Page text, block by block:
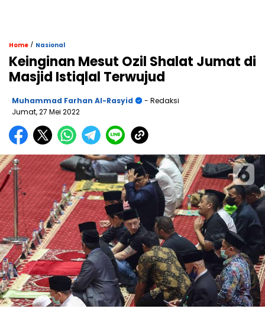
Home / Nasional
Keinginan Mesut Ozil Shalat Jumat di
Masjid Istiqlal Terwujud
Muhammad Farhan Al-Rasyid
- Redaksi
Jumat, 27 Mei 2022